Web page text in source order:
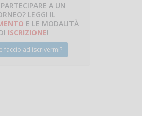
A UN
LEGGI IL
E LE MODALITÀ
ISCRIZIONE!
faccio ad iscrivermi?